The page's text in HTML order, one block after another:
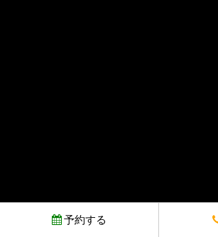
予約する